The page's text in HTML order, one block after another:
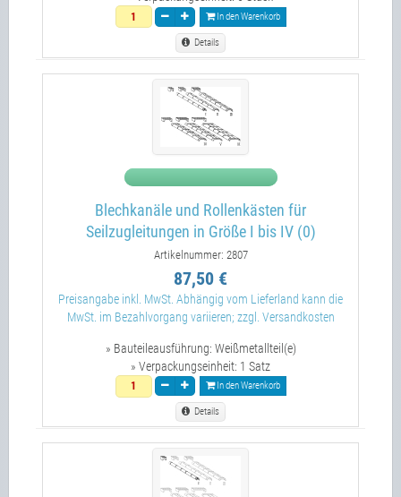
In den Warenkorb
Details
Blechkanäle und Rollenkästen für
Seilzugleitungen in Größe I bis IV (0)
Artikelnummer: 2807
87,50 €
Preisangabe inkl. MwSt. Abhängig vom Lieferland kann die
MwSt. im Bezahlvorgang variieren; zzgl. Versandkosten
» Bauteileausführung: Weißmetallteil(e)
» Verpackungseinheit: 1 Satz
In den Warenkorb
Details